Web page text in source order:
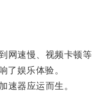
速慢、视频卡顿等
了娱乐体验。
器应运而生。